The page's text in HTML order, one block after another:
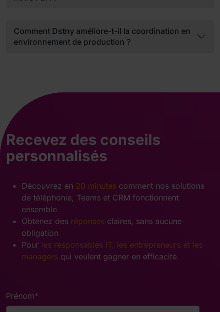
Comment Dstny améliore-t-il la coordination en
environnement de production ?
Recevez des conseils
personnalisés
Découvrez en 20 minutes comment nos solutions
de téléphonie, Teams et CRM fonctionnent
ensemble
Obtenez des réponses claires, sans aucune
obligation
Pour les responsables IT, les entrepreneurs et les
managers qui veulent gagner en efficacité.
Prénom*